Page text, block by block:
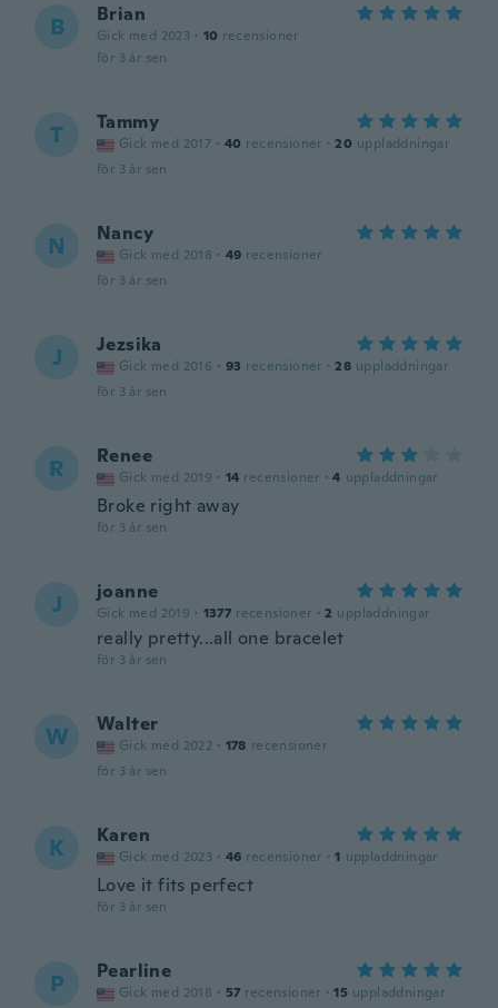
B Brian
Gick med 2023 · 10 recensioner
för 3 år sen
T Tammy
Gick med 2017 · 40 recensioner · 20 uppladdningar
för 3 år sen
N Nancy
Gick med 2018 · 49 recensioner
för 3 år sen
J Jezsika
Gick med 2016 · 93 recensioner · 28 uppladdningar
för 3 år sen
R Renee
Gick med 2019 · 14 recensioner · 4 uppladdningar
Broke right away
för 3 år sen
J joanne
Gick med 2019 · 1377 recensioner · 2 uppladdningar
really pretty...all one bracelet
för 3 år sen
W Walter
Gick med 2022 · 178 recensioner
för 3 år sen
K Karen
Gick med 2023 · 46 recensioner · 1 uppladdningar
Love it fits perfect
för 3 år sen
P Pearline
Gick med 2018 · 57 recensioner · 15 uppladdningar